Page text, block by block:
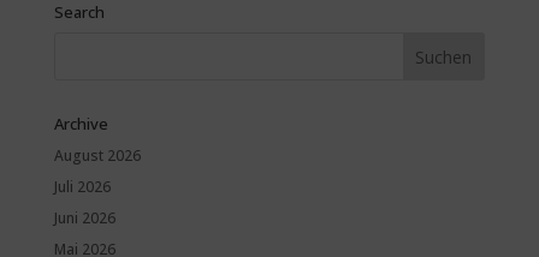
Search
Archive
August 2026
Juli 2026
Juni 2026
Mai 2026